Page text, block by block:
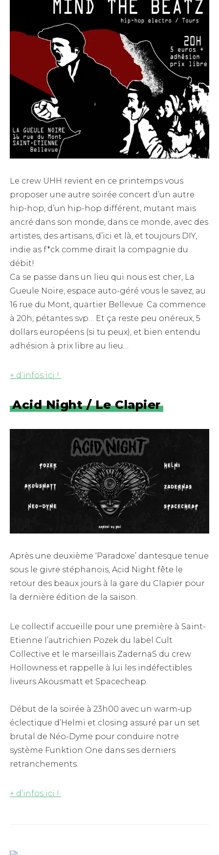
Le crew UHH revient en ce printemps vous
proposer une autre soirée concert d’un autre
hip-hop, d’un hip-hop différent, mutant mais
ancré dans son monde, dans ce monde, avec des
artistes, des artisans, d’ici et là, et toujours DIY,
indie as f*ck comme dirait la compagnie du
débit!
Ca se passe dans un lieu qui nous est cher, La
Gueule Noire, espace auto-géré vous le savez, au
16 rue du Mont, quartier Bellevue. Ca commence
à 20h, pétantes svp… Et ça reste peu onéreux, 5
dollars européens (si tu peux), et bien entendu
adhésion à prix libre au lieu…
+ d’infos ici !
Acid Night / Le Clapier
Après une deuxième ‘Paradoxe’ dantesque tenue
sous le givre stéphanois, Acid Night fête le
retour des beaux jours à la gare du Clapier pour
la dernière édition de la saison.
Le collectif accueille pour une première à Saint-
Etienne l’autrichien Pozek du label Cult
Collective et le marseillais ZadernaS du crew
Hollowness et rappelle à lui les indéfectibles
liveurs Akousmatt et Spacecheap.
Début de la soirée à 23h00 avec un warm-up
éclectique d’Helmi et closing assuré par un set
brutal de Néo-Dyme pour conduire notre
système Funktion One dans ses derniers
retranchements.
+ d’infos ici !